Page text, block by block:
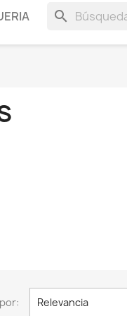
search
Relevancia